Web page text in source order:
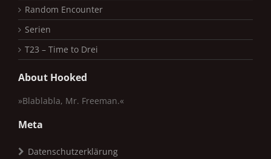
Random Encounter
Serien
T23 – Time to Drei
About Hooked
»Blablabla, Mr. Freeman.«
Meta
Datenschutzerklärung